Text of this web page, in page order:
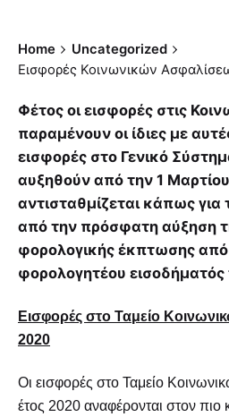
Home
Uncategorized
Εισφορές Κοινωνικών
Φέτος οι εισφορές στις
παραμένουν οι ίδιες με
εισφορές στο Γενικό
αυξηθούν από την 1
αντισταθμίζεται κάπως
από την πρόσφατη αύξηση
φορολογικής έκπτωσης από
φορολογητέου εισοδήματός
Εισφορές στο Ταμείο
2020
Οι εισφορές στο Ταμείο
έτος 2020 αναφέρονται στον πιο